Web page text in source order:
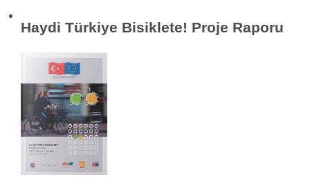
Haydi Türkiye Bisiklete! Proje Raporu